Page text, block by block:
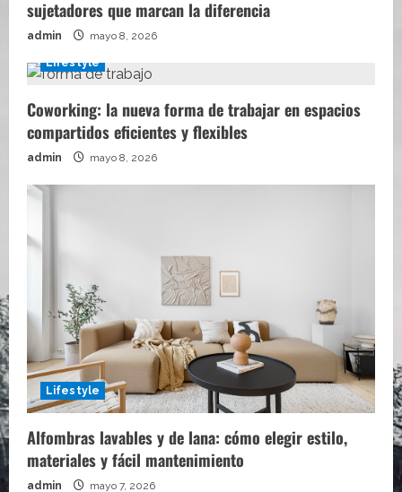
sujetadores que marcan la diferencia
admin mayo 8, 2026
Lifestyle
Coworking: la nueva forma de trabajar en espacios
compartidos eficientes y flexibles
admin mayo 8, 2026
Lifestyle
Alfombras lavables y de lana: cómo elegir estilo,
materiales y fácil mantenimiento
admin mayo 7, 2026